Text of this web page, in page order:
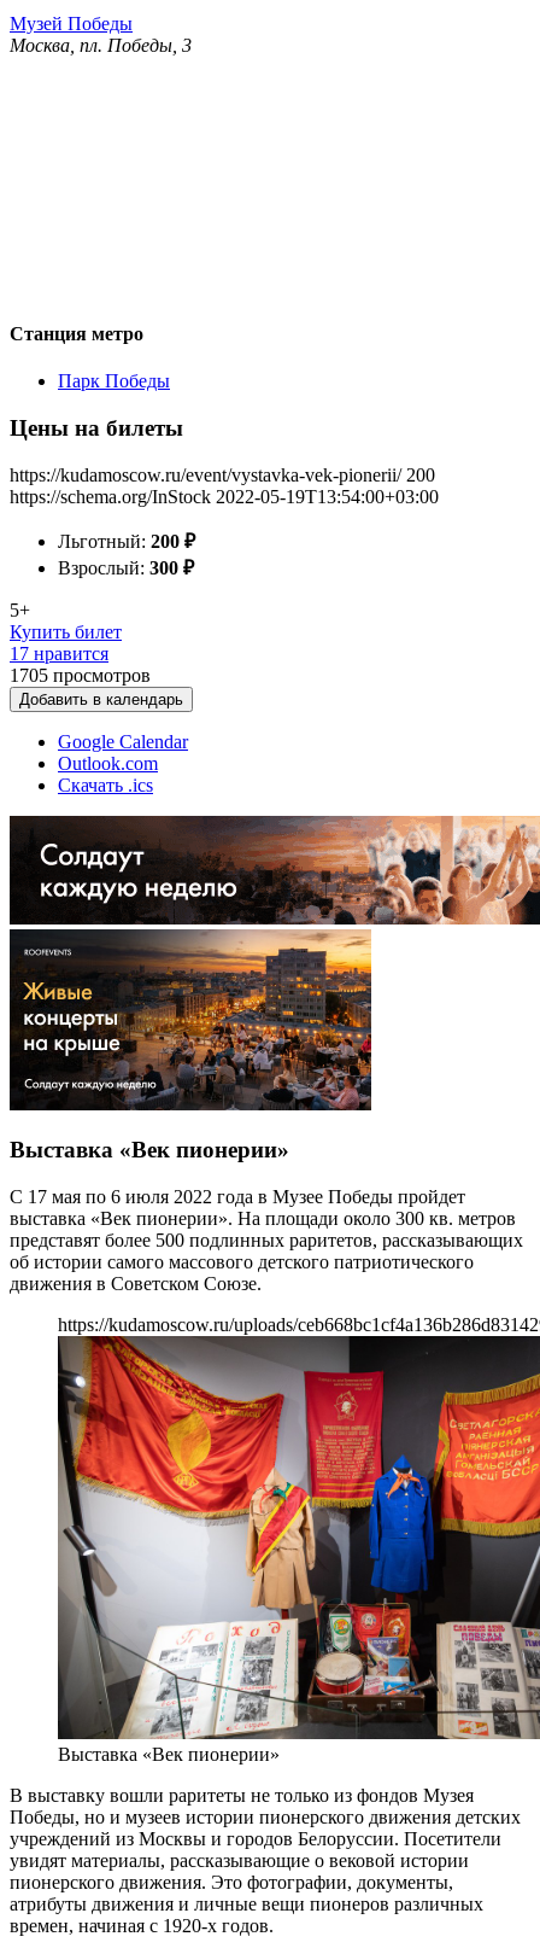
Музей Победы
Москва, пл. Победы, 3
Станция метро
Парк Победы
Цены на билеты
https://kudamoscow.ru/event/vystavka-vek-pionerii/ 200
https://schema.org/InStock 2022-05-19T13:54:00+03:00
Льготный: 200 ₽
Взрослый: 300 ₽
5+
Купить билет
17 нравится
1705 просмотров
Добавить в календарь
Google Calendar
Outlook.com
Скачать .ics
Выставка «Век пионерии»
С 17 мая по 6 июля 2022 года в Музее Победы пройдет
выставка «Век пионерии». На площади около 300 кв. метров
представят более 500 подлинных раритетов, рассказывающих
об истории самого массового детского патриотического
движения в Советском Союзе.
https://kudamoscow.ru/uploads/
Выставка «Век пионерии»
В выставку вошли раритеты не только из фондов Музея
Победы, но и музеев истории пионерского движения детских
учреждений из Москвы и городов Белоруссии. Посетители
увидят материалы, рассказывающие о вековой истории
пионерского движения. Это фотографии, документы,
атрибуты движения и личные вещи пионеров различных
времен, начиная с 1920-х годов.